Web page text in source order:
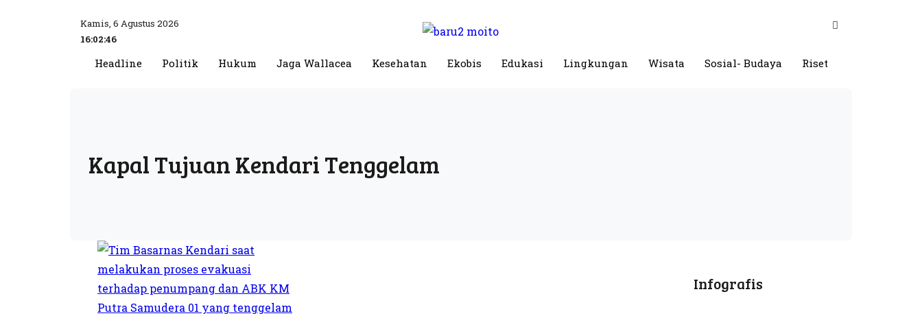
Kamis, 6 Agustus 2026
16:02:46
Headline Politik Hukum Jaga Wallacea Kesehatan Ekobis Edukasi Lingkungan Wisata Sosial- Budaya Riset
Kapal Tujuan Kendari Tenggelam
Infografis